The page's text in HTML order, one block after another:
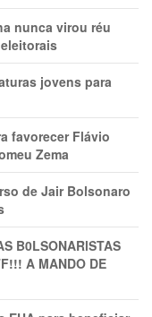
nunca virou réu
jovens para
favorecer Flávio
Zema
de Jair Bolsonaro
B0LSONARlSTAS
A MANDO DE